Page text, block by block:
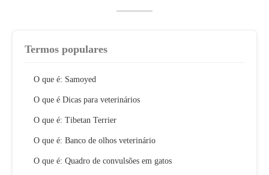
Termos populares
O que é: Samoyed
O que é Dicas para veterinários
O que é: Tibetan Terrier
O que é: Banco de olhos veterinário
O que é: Quadro de convulsões em gatos